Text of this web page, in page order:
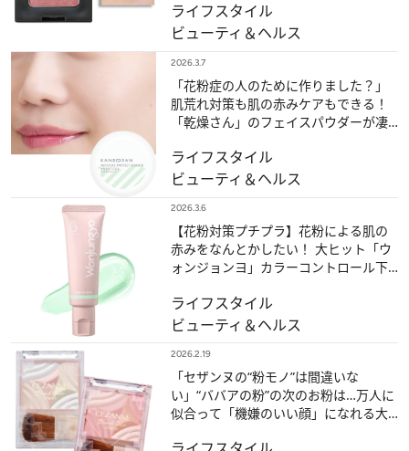
ライフスタイル
ビューティ＆ヘルス
2026.3.7
「花粉症の人のために作りました？」
肌荒れ対策も肌の赤みケアもできる！
「乾燥さん」のフェイスパウダーが凄
ライフスタイル
ビューティ＆ヘルス
2026.3.6
【花粉対策プチプラ】花粉による肌の
赤みをなんとかしたい！ 大ヒット「ウ
ォンジョンヨ」カラーコントロール下
ライフスタイル
ビューティ＆ヘルス
2026.2.19
「セザンヌの“粉モノ”は間違いな
い」“ババアの粉”の次のお粉は…万人に
似合って「機嫌のいい顔」になれる大